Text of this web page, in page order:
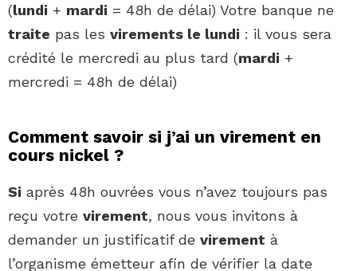
(lundi + mardi = 48h de délai) Votre banque ne
traite pas les virements le lundi : il vous sera
crédité le mercredi au plus tard (mardi +
mercredi = 48h de délai)
Comment savoir si j’ai un virement en
cours nickel ?
Si après 48h ouvrées vous n’avez toujours pas
reçu votre virement, nous vous invitons à
demander un justificatif de virement à
l’organisme émetteur afin de vérifier la date